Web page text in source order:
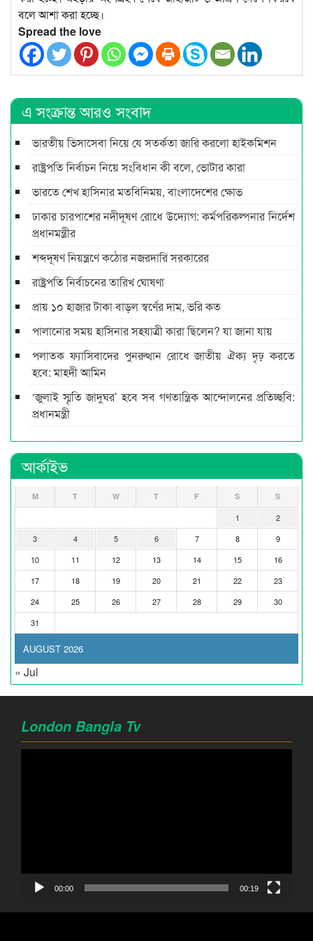
বলে আশা করা হচ্ছে।
Spread the love
এ সংক্রান্ত আরও সংবাদ
ভারতীয় ভিসাসেবা নিয়ে যে সতর্কতা জারি করলো হাইকমিশন
রাষ্ট্রপতি নির্বাচন নিয়ে সংবিধান কী বলে, ভোটার কারা
ভারতে শেখ হাসিনার মতবিনিময়, বাংলাদেশের ক্ষোভ
ঢাকার চারপাশের নদীদূষণ রোধে উদ্যোগ: কর্মপরিকল্পনার নির্দেশ
প্রধানমন্ত্রীর
শব্দদূষণ নিয়ন্ত্রণে কঠোর নজরদারি সরকারের
রাষ্ট্রপতি নির্বাচনের তারিখ ঘোষণা
প্রায় ১০ হাজার টাকা বাড়ল স্বর্ণের দাম, ভরি কত
পালানোর সময় হাসিনার সহযাত্রী কারা ছিলেন? যা জানা যায়
পলাতক ফ্যাসিবাদের পুনরুত্থান রোধে জাতীয় ঐক্য দৃঢ় করতে
হবে: মাহ্দী আমিন
‘জুলাই স্মৃতি জাদুঘর’ হবে সব গণতান্ত্রিক আন্দোলনের প্রতিচ্ছবি:
প্রধানমন্ত্রী
আর্কাইভ
AUGUST 2026
M T W T F S S
1
2
3
4 5 6 7 8
9
10
11 12 13 14 15
16
17
18 19 20 21 22
23
24
25 26 27 28 29
30
31
« Jul
London Bangla Tv
00:00 00:19